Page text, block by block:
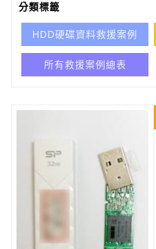
分類標籤
HDD硬碟資料救援案例
所有救援案例總表